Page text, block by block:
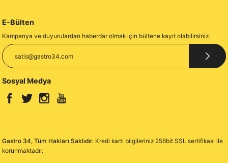
E-Bülten
Kampanya ve duyurulardan haberdar olmak için bültene kayıt olabilirsiniz.
Sosyal Medya
Gastro 34, Tüm Hakları Saklıdır. Kredi kartı bilgileriniz 256bit SSL sertifikası ile
korunmaktadır.